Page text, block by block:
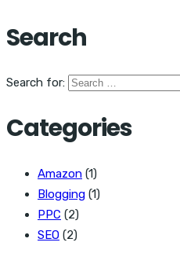
Search
Search for:
Categories
Amazon (1)
Blogging (1)
PPC (2)
SEO (2)